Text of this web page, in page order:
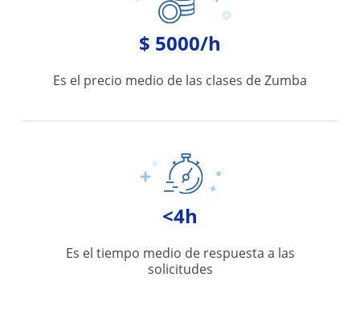
$ 5000/h
Es el precio medio de las clases de Zumba
<4h
Es el tiempo medio de respuesta a las
solicitudes